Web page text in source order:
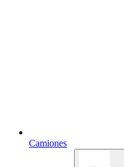
Camiones